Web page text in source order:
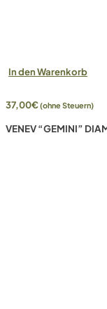
In den Warenkorb
37,00€(ohne Steuern)
VENEV “GEMINI”